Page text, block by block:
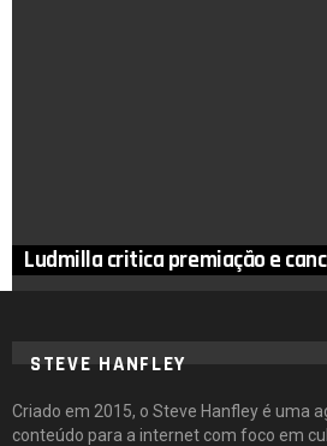
Ludmilla critica premiação e
STEVE HANFLEY
Criado em 2015, o Steve Hanfley é uma
conteúdo para a internet com foco em